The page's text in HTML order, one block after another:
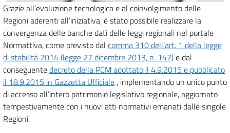
Grazie all’evoluzione tecnologica e al coinvolgimento delle
Regioni aderenti all’iniziativa, è stato possibile realizzare la
convergenza delle banche dati delle leggi regionali nel portale
Normattiva, come previsto dal comma 310 dell’art. 1 della legge
di stabilità 2014 (legge 27 dicembre 2013, n. 147)e dal
conseguentedecreto della PCM adottato il 4.9.2015 e pubblicato
il 18.9.2015 in Gazzetta Ufficiale , implementando un unico punto
di accesso all’intero patrimonio legislativo regionale, aggiornato
tempestivamente con i nuovi atti normativi emanati dalle singole
Regioni.